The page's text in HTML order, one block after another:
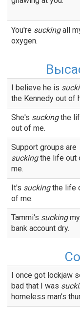
You're suckingall
oxygen.
I believe he is
the Kennedy out of
She's suckingthe
out of me.
Support groups are
suckingthe life out
me.
It's suckingthe life
of me.
Tammi's suckingmy
bank account dry.
I once got lockjaw
bad that I was
homeless man's